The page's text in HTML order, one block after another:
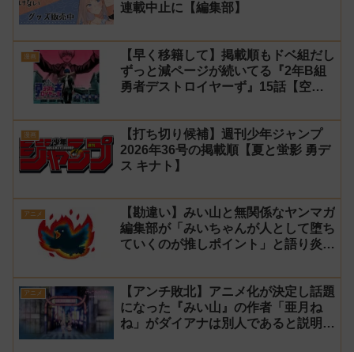
連載中止に【編集部】
漫画
【早く移籍して】掲載順もドベ組だし
ずっと減ページが続いてる『2年B組
勇者デストロイヤーず』15話【空
漫画
【打ち切り候補】週刊少年ジャンプ
2026年36号の掲載順【夏と蛍影 勇デ
ス キナト】
アニメ
【勘違い】みい山と無関係なヤンマガ
編集部が「みいちゃんが人として堕ち
ていくのが推しポイント」と語り炎上
ス】
アニメ
【アンチ敗北】アニメ化が決定し話題
になった『みい山』の作者「亜月ね
ね」がダイアナは別人であると説明し